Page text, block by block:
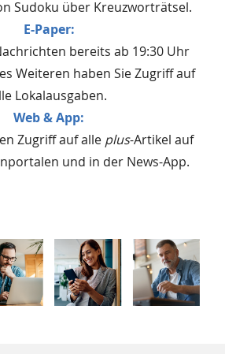
Sudoku über Kreuzworträtsel.
E-Paper:
bereits ab 19:30 Uhr
Weiteren haben Sie Zugriff auf
Lokalausgaben.
Web & App:
Zugriff auf alle plus-Artikel auf
und in der News-App.